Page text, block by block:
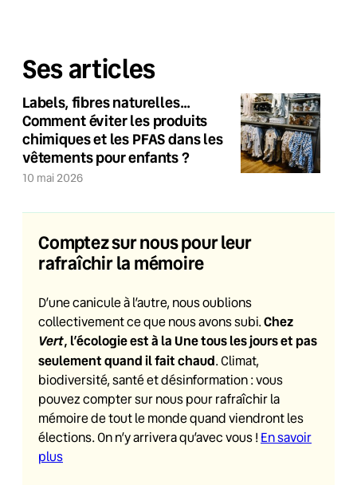
Ses articles
Labels, fibres naturelles…
Comment éviter les produits
chimiques et les PFAS dans les
vêtements pour enfants ?
10 mai 2026
Comptez sur nous pour leur
rafraîchir la mémoire
D’une canicule à l’autre, nous oublions
collectivement ce que nous avons subi.Chez
Vert, l’écologie est à la Une tous les jours et pas
seulement quand il fait chaud. Climat,
biodiversité, santé et désinformation : vous
pouvez compter sur nous pour rafraîchir la
mémoire de tout le monde quand viendront les
élections. On n’y arrivera qu’avec vous ! En savoir
plus